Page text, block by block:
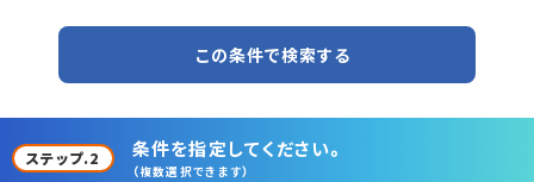
この条件で検索する
ステップ.2 条件を指定してください。
（複数選択できます）